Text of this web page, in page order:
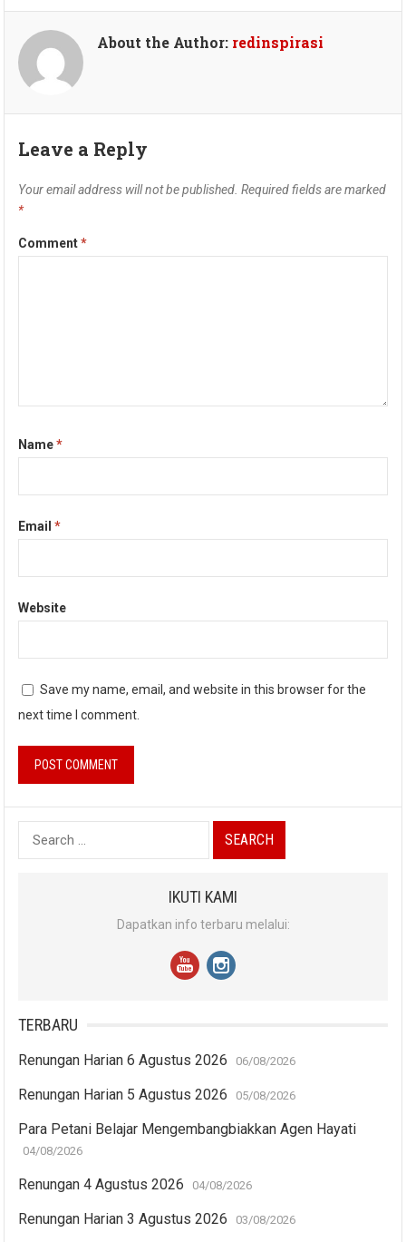
About the Author: redinspirasi
Leave a Reply
Your email address will not be published. Required fields are marked
*
Comment*
Name*
Email*
Website
Save my name, email, and website in this browser for the
next time I comment.
Search
for:
IKUTI KAMI
Dapatkan info terbaru melalui:
TERBARU
Renungan Harian 6 Agustus 2026 06/08/2026
Renungan Harian 5 Agustus 2026 05/08/2026
Para Petani Belajar Mengembangbiakkan Agen Hayati
04/08/2026
Renungan 4 Agustus 2026 04/08/2026
Renungan Harian 3 Agustus 2026 03/08/2026